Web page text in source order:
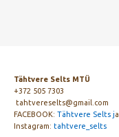
Tähtvere Selts MTÜ
+372 505 7303
tahtvereselts@gmail.com
FACEBOOK: Tähtvere Selts ja
Instagram: tahtvere_selts